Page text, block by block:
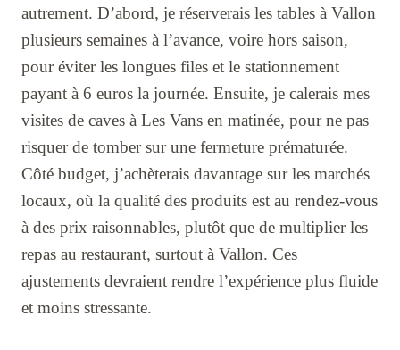
autrement. D’abord, je réserverais les tables à Vallon
plusieurs semaines à l’avance, voire hors saison,
pour éviter les longues files et le stationnement
payant à 6 euros la journée. Ensuite, je calerais mes
visites de caves à Les Vans en matinée, pour ne pas
risquer de tomber sur une fermeture prématurée.
Côté budget, j’achèterais davantage sur les marchés
locaux, où la qualité des produits est au rendez-vous
à des prix raisonnables, plutôt que de multiplier les
repas au restaurant, surtout à Vallon. Ces
ajustements devraient rendre l’expérience plus fluide
et moins stressante.